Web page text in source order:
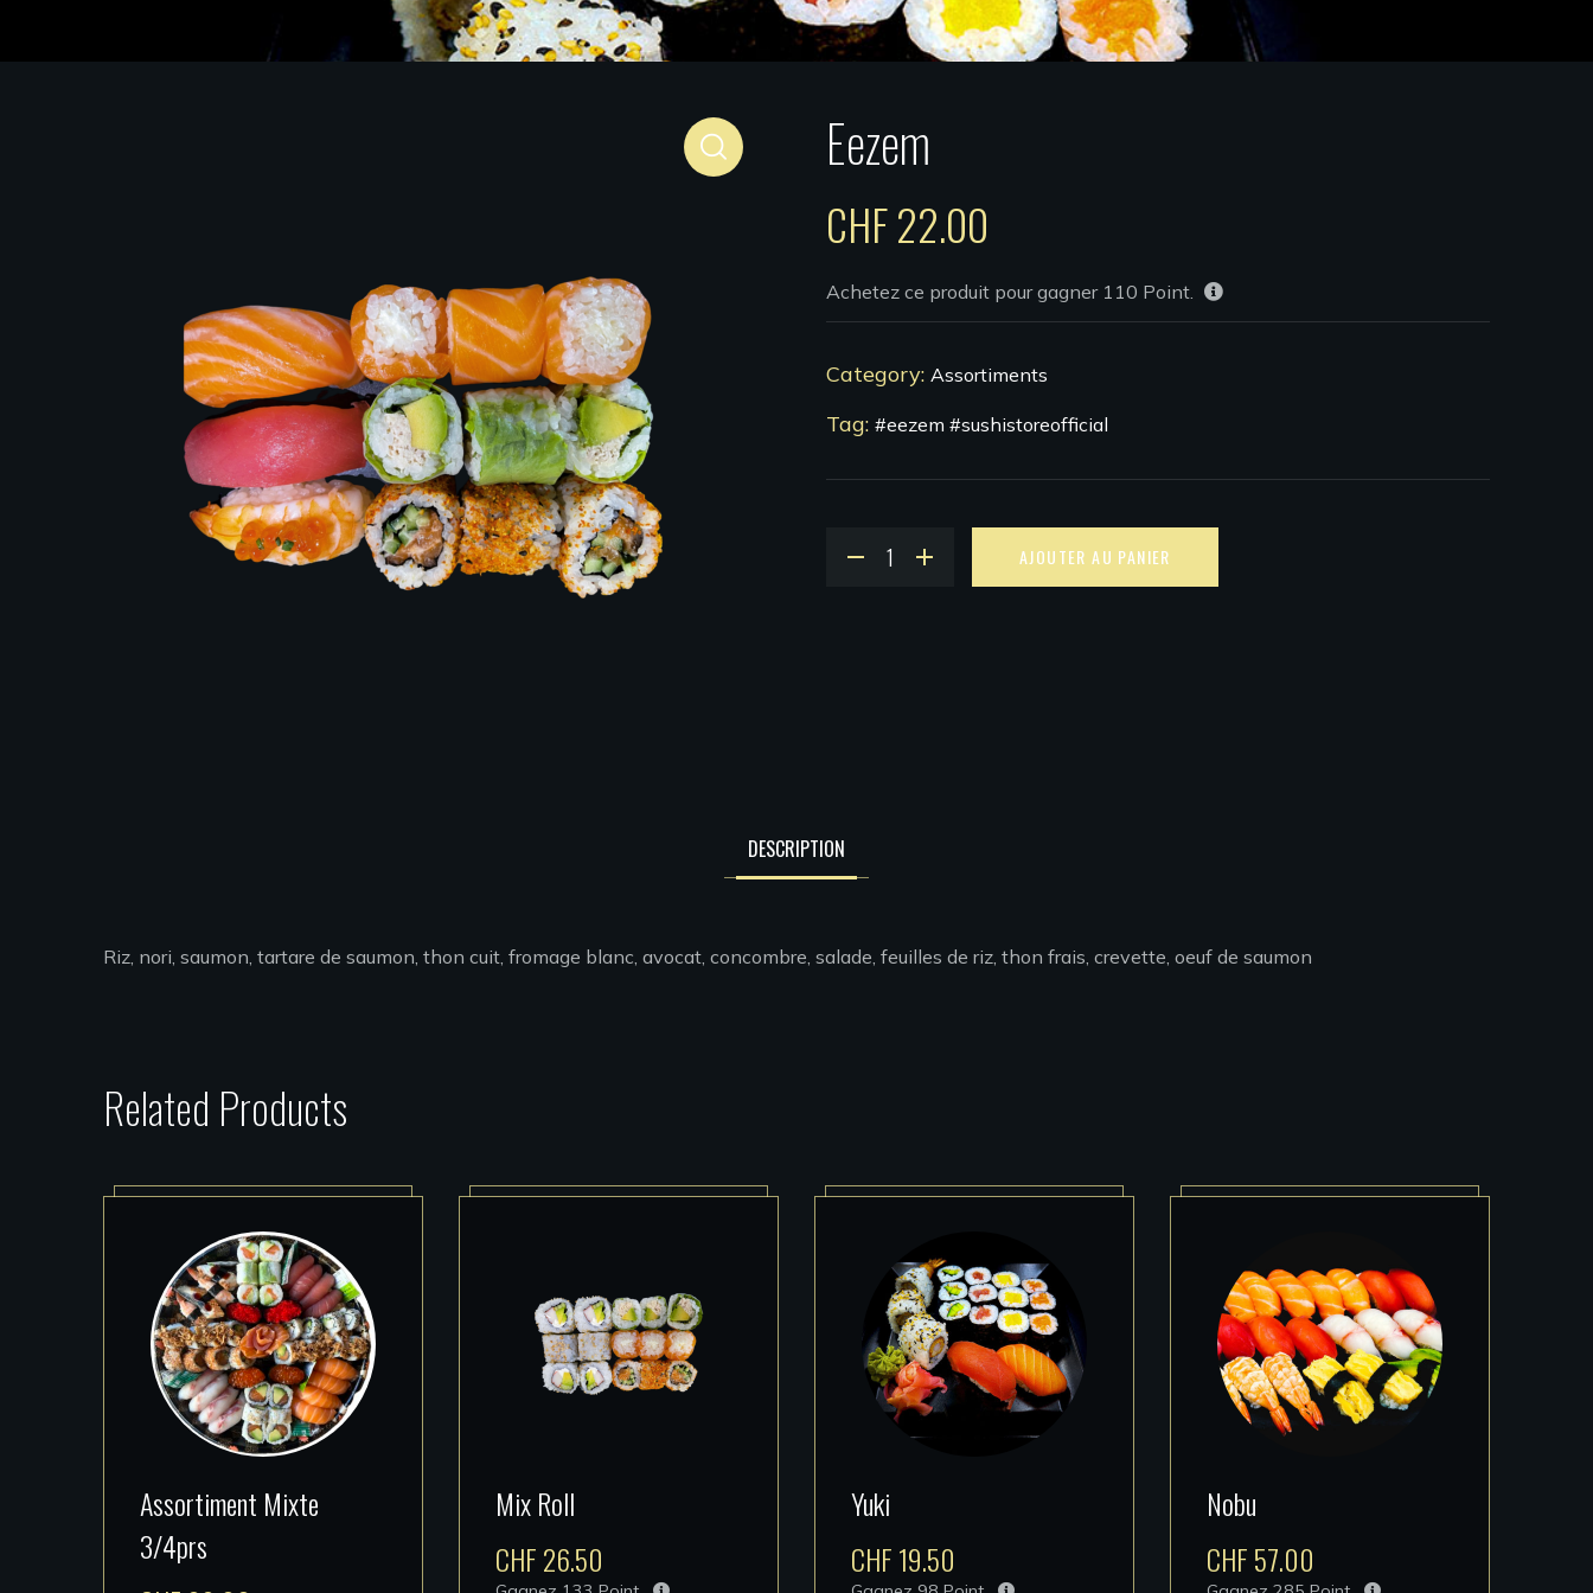
Eezem
CHF22.00
Achetez ce produit pour gagner 110 Point.
Category: Assortiments
Tag: #eezem #sushistoreofficial
AJOUTER AU PANIER
DESCRIPTION
Riz, nori, saumon, tartare de saumon, thon cuit, fromage blanc, avocat, concombre, salade, feuilles de riz, thon frais, crevette, oeuf de saumon
Related Products
Assortiment Mixte
3/4prs
Mix Roll
CHF26.50
Yuki
CHF19.50
Nobu
CHF57.00